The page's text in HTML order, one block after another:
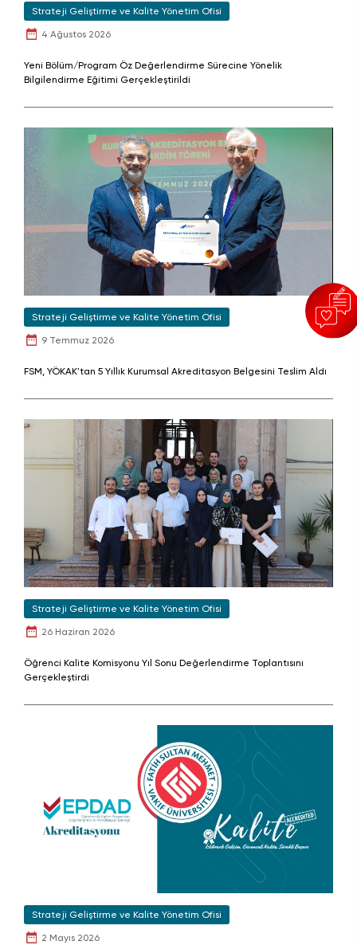
Strateji Geliştirme ve Kalite Yönetim Ofisi
4 Ağustos 2026
Yeni Bölüm/Program Öz Değerlendirme Sürecine Yönelik
Bilgilendirme Eğitimi Gerçekleştirildi
Strateji Geliştirme ve Kalite Yönetim Ofisi
9 Temmuz 2026
FSM, YÖKAK'tan 5 Yıllık Kurumsal Akreditasyon Belgesini Teslim Aldı
Strateji Geliştirme ve Kalite Yönetim Ofisi
26 Haziran 2026
Öğrenci Kalite Komisyonu Yıl Sonu Değerlendirme Toplantısını
Gerçekleştirdi
Strateji Geliştirme ve Kalite Yönetim Ofisi
2 Mayıs 2026